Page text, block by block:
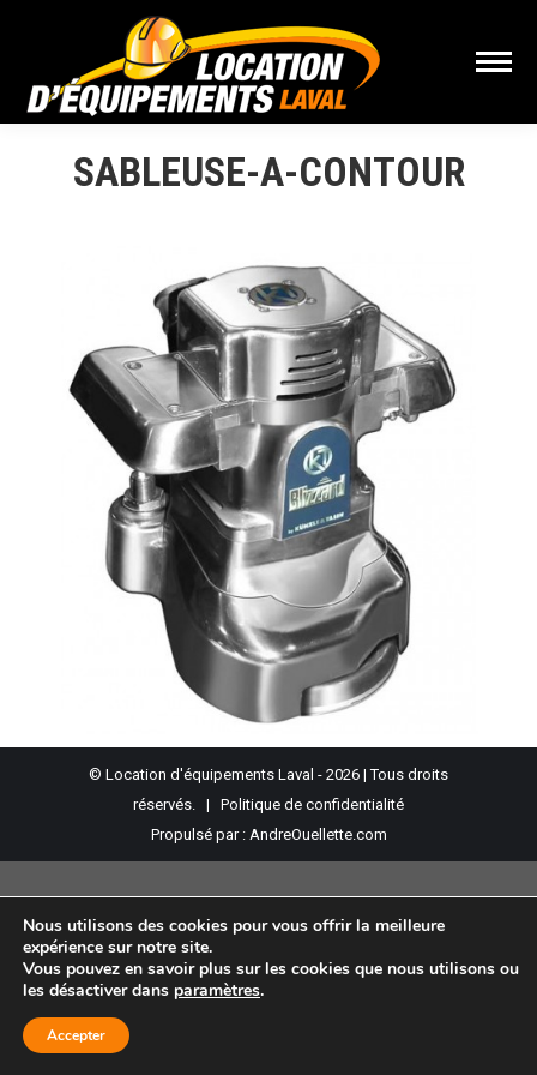
SABLEUSE-A-CONTOUR
© Location d'équipements Laval - 2026 | Tous droits
réservés. | Politique de confidentialité
Propulsé par : AndreOuellette.com
Nous utilisons des cookies pour vous offrir la meilleure
expérience sur notre site.
Vous pouvez en savoir plus sur les cookies que nous utilisons ou
les désactiver dans paramètres.
Accepter